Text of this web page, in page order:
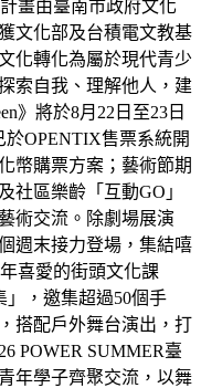
畫由臺南市政府文化
文化部及台積電文教基
化轉化為屬於現代青少
索自我、理解他人，建
》將於8月22日至23日
OPENTIX售票系統開
幣購票方案；藝術節期
社區樂齡「互動GO」
術交流。除劇場展演
週末接力登場，集結嘻
喜愛的街頭文化課
，邀集超過50個手
搭配戶外舞台演出，打
POWER SUMMER臺
年學子齊聚交流，以舞